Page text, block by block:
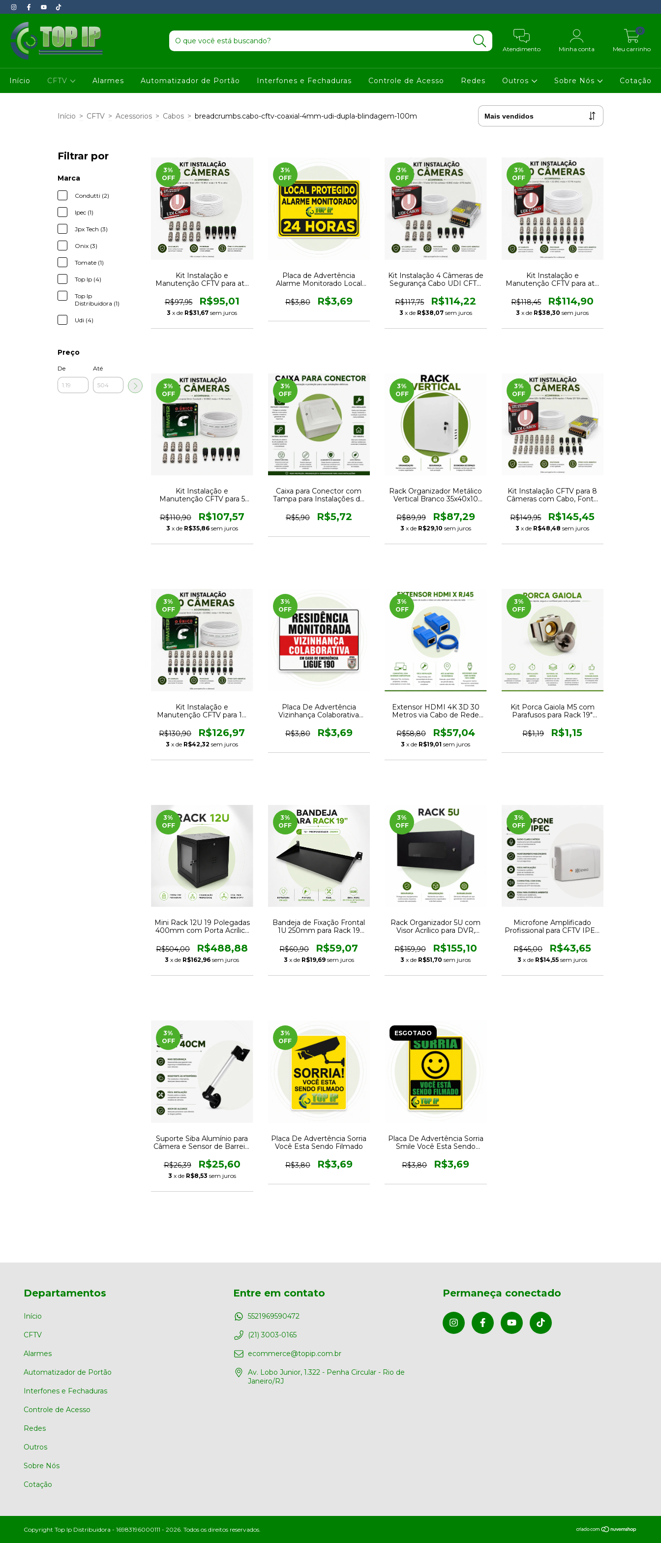
Atendimento Minha conta Meu carrinho
0
Início CFTV Alarmes Automatizador de Portão Interfones e Fechaduras Controle de Acesso Redes Outros Sobre Nós Cotação
Início > CFTV > Acessorios > Cabos > breadcrumbs.cabo-cftv-coaxial-4mm-udi-dupla-blindagem-100m
Filtrar por
Marca
Condutti (2)
Ipec (1)
Jpx Tech (3)
Onix (3)
Tomate (1)
Top Ip (4)
Top Ip
Distribuidora (1)
Udi (4)
Preço
De Até
3%
OFF
Kit Instalação e
Manutenção CFTV para até
Conectores
R$97,95 R$95,01
3 x de R$31,67 sem juros
3%
OFF
Placa de Advertência
Alarme Monitorado Local
R$3,80
R$3,69
3%
OFF
Kit Instalação 4 Câmeras de
Segurança Cabo UDI CFTV
R$117,75
R$114,22
3 x de R$38,07 sem juros
3%
OFF
Kit Instalação e
Manutenção CFTV para até
e Conectores
R$118,45 R$114,90
3 x de R$38,30 sem juros
3%
OFF
Kit Instalação e
Manutenção CFTV para 5
Condutti e Conectores
R$110,90 R$107,57
3 x de R$35,86 sem juros
3%
OFF
Caixa para Conector com
Tampa para Instalações de
R$5,90
R$5,72
3%
OFF
Rack Organizador Metálico
Vertical Branco 35x40x10
R$89,99
R$87,29
3 x de R$29,10 sem juros
3%
OFF
Kit Instalação CFTV para 8
Câmeras com Cabo, Fonte
R$149,95
R$145,45
3 x de R$48,48 sem juros
3%
OFF
Kit Instalação e
Manutenção CFTV para 10
Condutti e Conectores
R$130,90 R$126,97
3 x de R$42,32 sem juros
3%
OFF
Placa De Advertência
Vizinhança Colaborativa
R$3,80
R$3,69
3%
OFF
Extensor HDMI 4K 3D 30
Metros via Cabo de Rede
R$58,80
R$57,04
3 x de R$19,01 sem juros
3%
OFF
Kit Porca Gaiola M5 com
Parafusos para Rack 19"
R$1,19
R$1,15
3%
OFF
Mini Rack 12U 19 Polegadas
400mm com Porta Acrílica
R$504,00
R$488,88
3 x de R$162,96 sem juros
3%
OFF
Bandeja de Fixação Frontal
1U 250mm para Rack 19
R$60,90
R$59,07
3 x de R$19,69 sem juros
3%
OFF
Rack Organizador 5U com
Visor Acrílico para DVR,
R$159,90
R$155,10
3 x de R$51,70 sem juros
3%
OFF
Microfone Amplificado
Profissional para CFTV IPEC
R$45,00
R$43,65
3 x de R$14,55 sem juros
3%
OFF
Suporte Siba Alumínio para
Câmera e Sensor de Barreira
R$26,39
R$25,60
3 x de R$8,53 sem juros
3%
OFF
Placa De Advertência Sorria
Você Esta Sendo Filmado
R$3,80 R$3,69
ESGOTADO
Placa De Advertência Sorria
Smile Você Esta Sendo
R$3,80
R$3,69
Departamentos
Início
CFTV
Alarmes
Automatizador de Portão
Interfones e Fechaduras
Controle de Acesso
Redes
Outros
Sobre Nós
Cotação
Entre em contato
5521969590472
(21) 3003-0165
ecommerce@topip.com.br
Av. Lobo Junior, 1.322 - Penha Circular - Rio de
Janeiro/RJ
Permaneça conectado
Copyright Top Ip Distribuidora - 16983196000111 - 2026. Todos os direitos reservados.